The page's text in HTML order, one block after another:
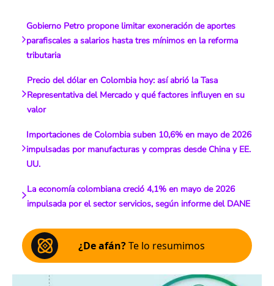
Gobierno Petro propone limitar exoneración de aportes
parafiscales a salarios hasta tres mínimos en la reforma
tributaria
Precio del dólar en Colombia hoy: así abrió la Tasa
Representativa del Mercado y qué factores influyen en su
valor
Importaciones de Colombia suben 10,6% en mayo de 2026
impulsadas por manufacturas y compras desde China y EE.
UU.
La economía colombiana creció 4,1% en mayo de 2026
impulsada por el sector servicios, según informe del DANE
¿De afán?Te lo resumimos